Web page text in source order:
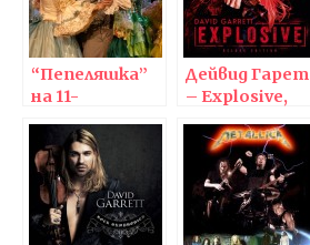
“Пепеляшка”
на 11-
Алма Дойчер:
Понякога
трябва да
вярваме в
мечтите…
Дейвид Гарет
– Explosive,
днес!